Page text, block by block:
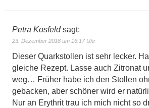
Petra Kosfeld sagt:
23. Dezember 2018 um 16:17 Uhr
Dieser Quarkstollen ist sehr lecker.
gleiche Rezept. Lasse auch Zitronat
weg… Früher habe ich den Stollen
gebacken, aber schöner wird er
Nur an Erythrit trau ich mich nicht so